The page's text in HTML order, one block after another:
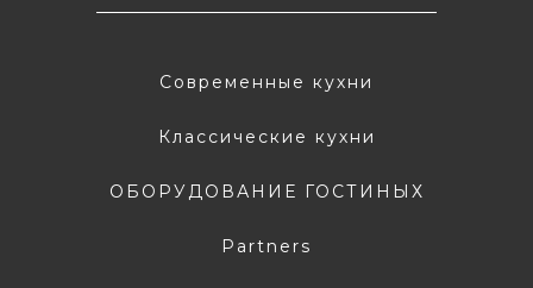
Современные кухни
Классические кухни
ОБОРУДОВАНИЕ ГОСТИНЫХ
Partners